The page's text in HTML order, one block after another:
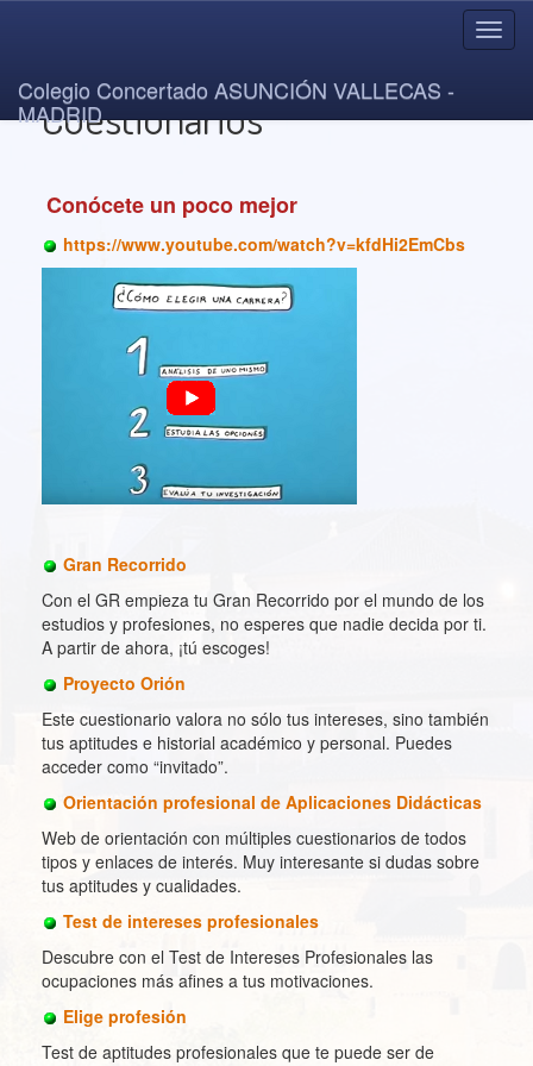
Colegio Concertado ASUNCIÓN VALLECAS -
MADRID
Cuestionarios
Conócete un poco mejor
https://www.youtube.com/watch?v=kfdHi2EmCbs
Gran Recorrido
Con el GR empieza tu Gran Recorrido por el mundo de los
estudios y profesiones, no esperes que nadie decida por ti.
A partir de ahora, ¡tú escoges!
Proyecto Orión
Este cuestionario valora no sólo tus intereses, sino también
tus aptitudes e historial académico y personal. Puedes
acceder como “invitado”.
Orientación profesional de Aplicaciones Didácticas
Web de orientación con múltiples cuestionarios de todos
tipos y enlaces de interés. Muy interesante si dudas sobre
tus aptitudes y cualidades.
Test de intereses profesionales
Descubre con el Test de Intereses Profesionales las
ocupaciones más afines a tus motivaciones.
Elige profesión
Test de aptitudes profesionales que te puede ser de